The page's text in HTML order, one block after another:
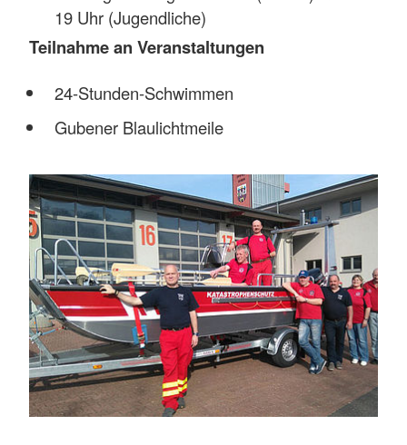
19 Uhr (Jugendliche)
Teilnahme an Veranstaltungen
24-Stunden-Schwimmen
Gubener Blaulichtmeile